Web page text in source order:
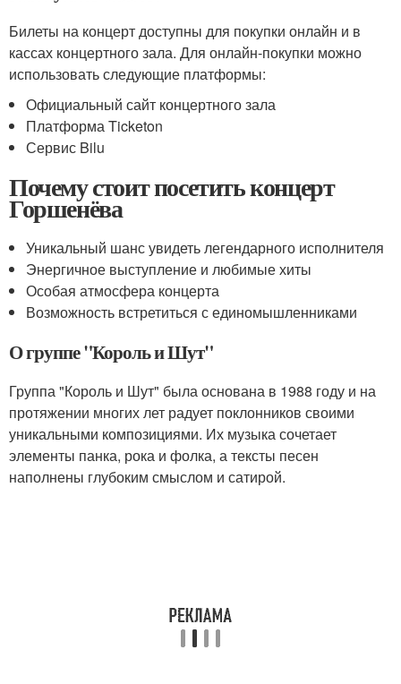
Билеты на концерт доступны для покупки онлайн и в
кассах концертного зала. Для онлайн-покупки можно
использовать следующие платформы:
Официальный сайт концертного зала
Платформа Ticketon
Сервис Bilu
Почему стоит посетить концерт
Горшенёва
Уникальный шанс увидеть легендарного исполнителя
Энергичное выступление и любимые хиты
Особая атмосфера концерта
Возможность встретиться с единомышленниками
О группе "Король и Шут"
Группа "Король и Шут" была основана в 1988 году и на
протяжении многих лет радует поклонников своими
уникальными композициями. Их музыка сочетает
элементы панка, рока и фолка, а тексты песен
наполнены глубоким смыслом и сатирой.